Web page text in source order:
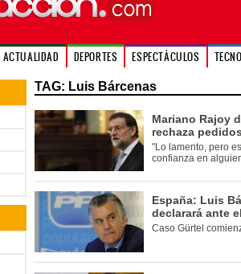
ACTUALIDAD DEPORTES ESPECTÁCULOS
TAG: Luis Bárcenas
Mariano Rajoy
rechaza
"Lo lamento, pero
confianza en
España: Luis
declarará ante
Caso Gürtel